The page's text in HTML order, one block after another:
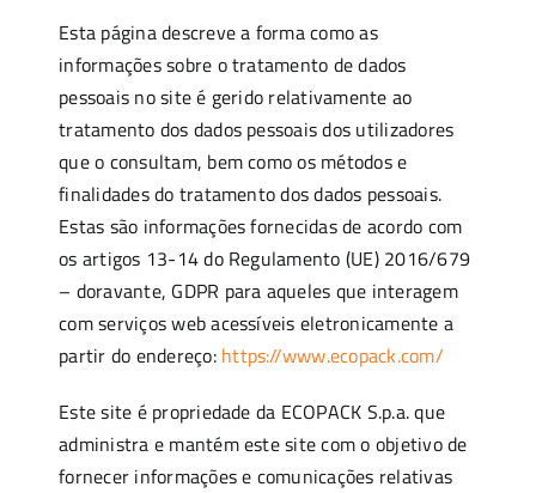
Esta página descreve a forma como as
informações sobre o tratamento de dados
pessoais no site é gerido relativamente ao
tratamento dos dados pessoais dos utilizadores
que o consultam, bem como os métodos e
finalidades do tratamento dos dados pessoais.
Estas são informações fornecidas de acordo com
os artigos 13-14 do Regulamento (UE) 2016/679
– doravante, GDPR para aqueles que interagem
com serviços web acessíveis eletronicamente a
partir do endereço: https://www.ecopack.com/
Este site é propriedade da ECOPACK S.p.a. que
administra e mantém este site com o objetivo de
fornecer informações e comunicações relativas